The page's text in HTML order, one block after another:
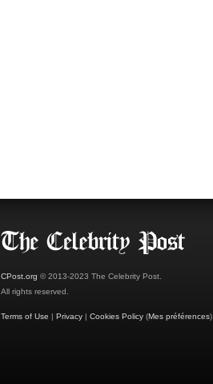
CPost.org © 2013-2023 The Celebrity Post.
All rights reserved.
Terms of Use | Privacy | Cookies Policy (Mes préférences)